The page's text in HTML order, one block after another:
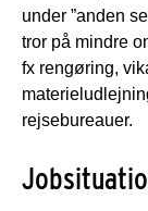
under ”anden
tror på mindre
fx rengøring,
rejsebureauer.